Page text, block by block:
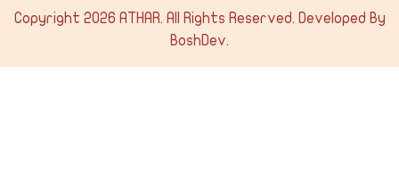
Copyright 2026 ATHAR. All Rights Reserved. Developed By
BoshDev.